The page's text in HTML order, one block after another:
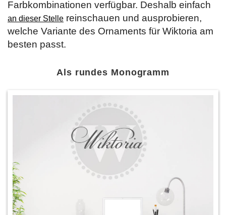
Farbkombinationen verfügbar. Deshalb einfach
an dieser Stelle reinschauen und ausprobieren,
welche Variante des Ornaments für Wiktoria am
besten passt.
Als rundes Monogramm